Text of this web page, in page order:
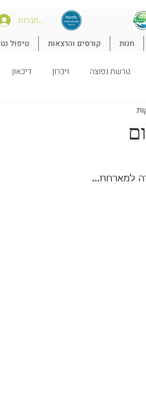
להתחברות
חנות קורסים והרצאות טיפול
טרשת נפוצה זיכרון דיכאון